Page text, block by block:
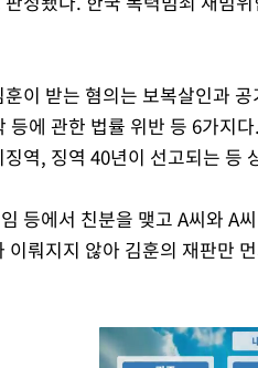
이 받는 혐의는 보복살인과
등에 관한 법률 위반 등 6가지
역, 징역 40년이 선고되는 등
등에서 친분을 맺고 A씨와 A
이뤄지지 않아 김훈의 재판만